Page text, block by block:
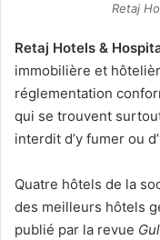
Retaj
Retaj Hotels &
immobilière et
réglementation
qui se trouvent
interdit d’y fumer ou
Quatre hôtels de la
des meilleurs hôtels
publié par la revue